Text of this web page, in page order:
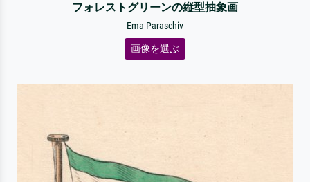
フォレストグリーンの縦型抽象画
Ema Paraschiv
画像を選ぶ